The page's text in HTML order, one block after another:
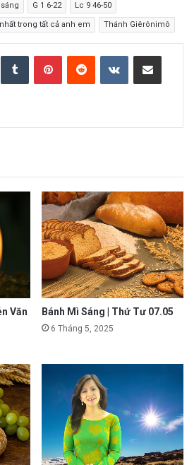
G 1 6-22 Lc 9 46-50
trong tất cả anh em Thánh Giêrônimô
Văn
Bánh Mì Sáng | Thứ Tư 07.05
6 Tháng 5, 2025